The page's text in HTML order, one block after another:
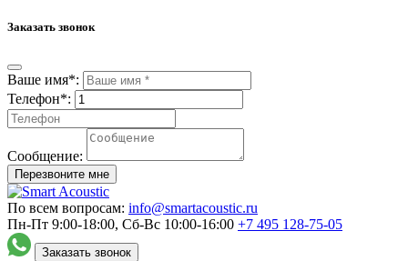
Заказать звонок
Ваше имя*:
Телефон*:
Сообщение:
Перезвоните мне
По всем вопросам: info@smartacoustic.ru
Пн-Пт 9:00-18:00, Сб-Вс 10:00-16:00 +7 495 128-75-05
Заказать звонок